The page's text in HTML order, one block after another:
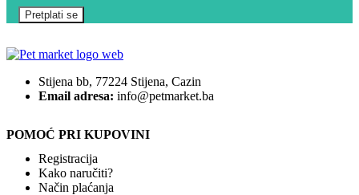
Stijena bb, 77224 Stijena, Cazin
Email adresa: info@petmarket.ba
POMOĆ PRI KUPOVINI
Registracija
Kako naručiti?
Način plaćanja